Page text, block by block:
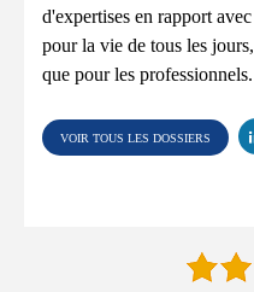
d'expertises en rapport
pour la vie de tous les
que pour les professionnels.
VOIR TOUS LES DOSSIERS